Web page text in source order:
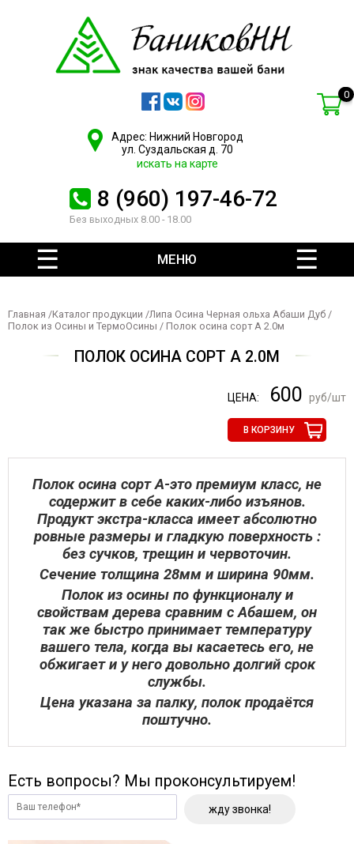
Адрес: Нижний Новгород
ул. Суздальская д. 70
искать на карте
8 (960) 197-46-72
Без выходных 8.00 - 18.00
0
МЕНЮ
Главная /Каталог продукции /Липа Осина Черная ольха Абаши Дуб /
Полок из Осины и ТермоОсины / Полок осина сорт А 2.0м
ПОЛОК ОСИНА СОРТ А 2.0М
ЦЕНА: 600 руб/шт
В КОРЗИНУ
Полок осина сорт А-это премиум класс, не
содержит в себе каких-либо изъянов.
Продукт экстра-класса имеет абсолютно
ровные размеры и гладкую поверхность :
без сучков, трещин и червоточин.
Сечение толщина 28мм и ширина 90мм.
Полок из осины по функционалу и
свойствам дерева сравним с Абашем, он
так же быстро принимает температуру
вашего тела, когда вы касаетесь его, не
обжигает и у него довольно долгий срок
службы.
Цена указана за палку, полок продаётся
поштучно.
Есть вопросы? Мы проконсультируем!
жду звонка!